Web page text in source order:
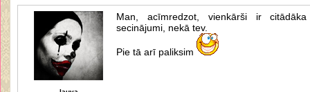
Man, acīmredzot, vienkārši ir
secinājumi, nekā tev.
Pie tā arī paliksim